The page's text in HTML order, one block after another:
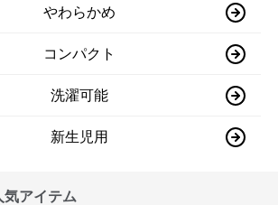
やわらかめ
コンパクト
洗濯可能
新生児用
気アイテム